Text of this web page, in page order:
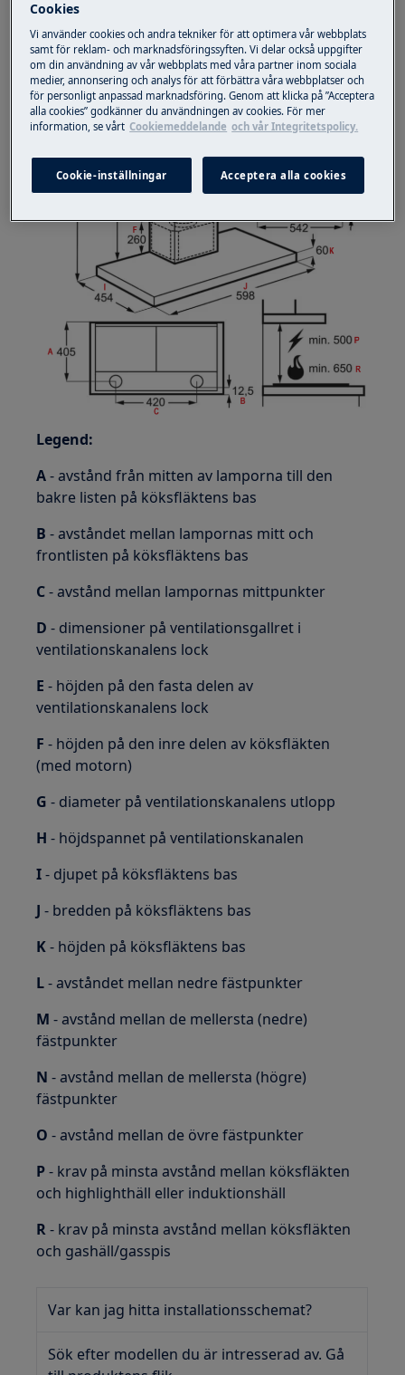
exempel. Om du vill kontrollera vilka krav en specifik
skorstenshuvmodell har, kontrollera
installationsschemat för denna specifika modell.
Legend:
A- avstånd från mitten av lamporna till den
bakre listen på köksfläktens bas
B - avståndet mellan lampornas mitt och
frontlisten på köksfläktens bas
C- avstånd mellan lampornas mittpunkter
D - dimensioner på ventilationsgallret i
ventilationskanalens lock
E - höjden på den fasta delen av
ventilationskanalens lock
F - höjden på den inre delen av köksfläkten
(med motorn)
G - diameter på ventilationskanalens utlopp
H - höjdspannet på ventilationskanalen
I- djupet på köksfläktens bas
J - bredden på köksfläktens bas
K- höjden på köksfläktens bas
L- avståndet mellan nedre fästpunkter
M - avstånd mellan de mellersta (nedre)
fästpunkter
N - avstånd mellan de mellersta (högre)
fästpunkter
O - avstånd mellan de övre fästpunkter
P- krav på minsta avstånd mellan köksfläkten
och highlighthäll eller induktionshäll
R- krav på minsta avstånd mellan köksfläkten
och gashäll/gasspis
Var kan jag hitta installationsschemat?
Sök efter modellen du är intresserad av. Gå
Cookies
Vi använder cookies och andra tekniker för att optimera vår webbplats
samt för reklam- och marknadsföringssyften. Vi delar också uppgifter
om din användning av vår webbplats med våra partner inom sociala
medier, annonsering och analys för att förbättra våra webbplatser och
för personligt anpassad marknadsföring. Genom att klicka på ”Acceptera
alla cookies” godkänner du användningen av cookies. För mer
information, se vårt Cookiemeddelande och vår Integritetspolicy.
Cookie-inställningar Acceptera alla cookies